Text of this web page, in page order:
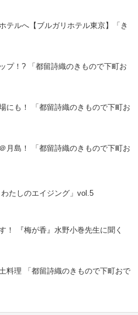
テルへ【ブルガリホテル東京】「き
プ！? 「都留詩織のきもので下町お
にも！ 「都留詩織のきもので下町お
月島！ 「都留詩織のきもので下町お
たしのエイジング」vol.5
！ 『梅が香』水野小巻先生に聞く
料理 「都留詩織のきもので下町おで